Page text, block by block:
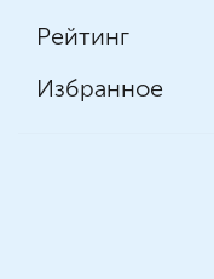
Рейтинг
Избранное